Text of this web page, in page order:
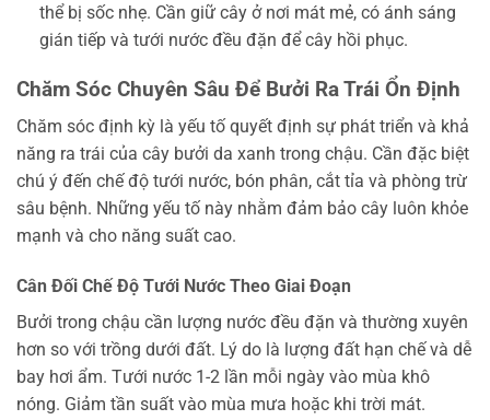
thể bị sốc nhẹ. Cần giữ cây ở nơi mát mẻ, có ánh sáng
gián tiếp và tưới nước đều đặn để cây hồi phục.
Chăm Sóc Chuyên Sâu Để Bưởi Ra Trái Ổn Định
Chăm sóc định kỳ là yếu tố quyết định sự phát triển và khả
năng ra trái của cây bưởi da xanh trong chậu. Cần đặc biệt
chú ý đến chế độ tưới nước, bón phân, cắt tỉa và phòng trừ
sâu bệnh. Những yếu tố này nhằm đảm bảo cây luôn khỏe
mạnh và cho năng suất cao.
Cân Đối Chế Độ Tưới Nước Theo Giai Đoạn
Bưởi trong chậu cần lượng nước đều đặn và thường xuyên
hơn so với trồng dưới đất. Lý do là lượng đất hạn chế và dễ
bay hơi ẩm. Tưới nước 1-2 lần mỗi ngày vào mùa khô
nóng. Giảm tần suất vào mùa mưa hoặc khi trời mát.